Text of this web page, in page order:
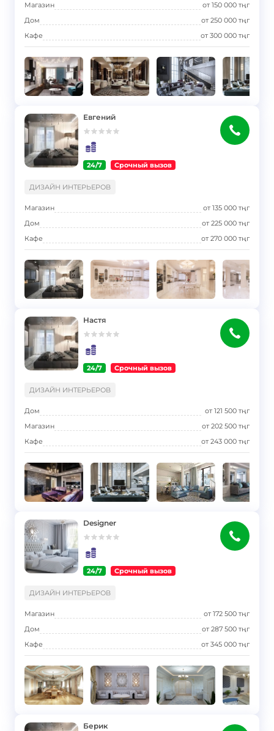
Магазин от150 000 тңг
Дом
от250 000 тңг
Кафе
от300 000 тңг
Евгений
24/7 Срочный вызов
ДИЗАЙН ИНТЕРЬЕРОВ
Магазин от135 000 тңг
Дом
от225 000 тңг
Кафе
от270 000 тңг
Настя
24/7 Срочный вызов
ДИЗАЙН ИНТЕРЬЕРОВ
Дом от121 500 тңг
Магазин
от202 500 тңг
Кафе
от243 000 тңг
Designer
24/7 Срочный вызов
ДИЗАЙН ИНТЕРЬЕРОВ
Магазин от172 500 тңг
Дом
от287 500 тңг
Кафе
от345 000 тңг
Берик